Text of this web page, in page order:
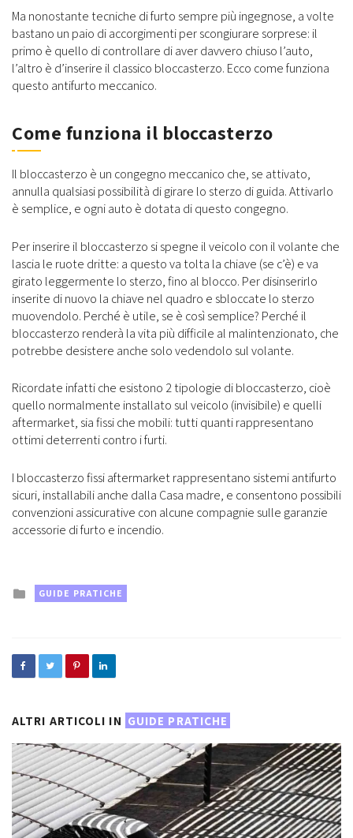
Ma nonostante tecniche di furto sempre più ingegnose, a volte
bastano un paio di accorgimenti per scongiurare sorprese: il
primo è quello di controllare di aver davvero chiuso l’auto,
l’altro è d’inserire il classico bloccasterzo. Ecco come funziona
questo antifurto meccanico.
Come funziona il bloccasterzo
Il bloccasterzo è un congegno meccanico che, se attivato,
annulla qualsiasi possibilità di girare lo sterzo di guida. Attivarlo
è semplice, e ogni auto è dotata di questo congegno.
Per inserire il bloccasterzo si spegne il veicolo con il volante che
lascia le ruote dritte: a questo va tolta la chiave (se c’è) e va
girato leggermente lo sterzo, fino al blocco. Per disinserirlo
inserite di nuovo la chiave nel quadro e sbloccate lo sterzo
muovendolo. Perché è utile, se è così semplice? Perché il
bloccasterzo renderà la vita più difficile al malintenzionato, che
potrebbe desistere anche solo vedendolo sul volante.
Ricordate infatti che esistono 2 tipologie di bloccasterzo, cioè
quello normalmente installato sul veicolo (invisibile) e quelli
aftermarket, sia fissi che mobili: tutti quanti rappresentano
ottimi deterrenti contro i furti.
I bloccasterzo fissi aftermarket rappresentano sistemi antifurto
sicuri, installabili anche dalla Casa madre, e consentono possibili
convenzioni assicurative con alcune compagnie sulle garanzie
accessorie di furto e incendio.
Posted
in
GUIDE PRATICHE
ALTRI ARTICOLI IN GUIDE PRATICHE